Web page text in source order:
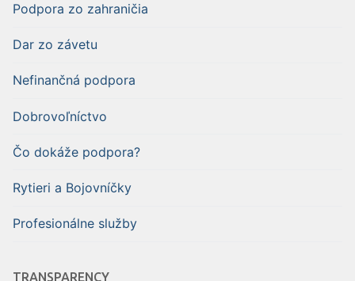
Podpora zo zahraničia
Dar zo závetu
Nefinančná podpora
Dobrovoľníctvo
Čo dokáže podpora?
Rytieri a Bojovníčky
Profesionálne služby
TRANSPARENCY